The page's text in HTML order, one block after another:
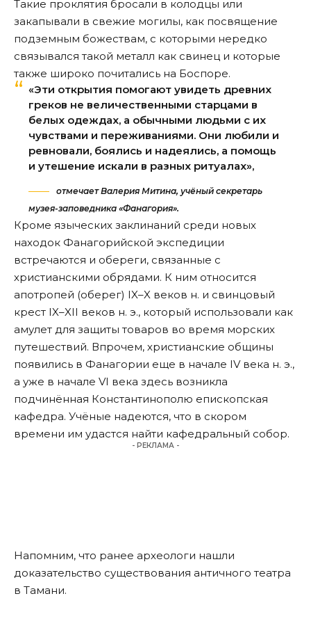
Такие проклятия бросали в колодцы или
закапывали в свежие могилы, как посвящение
подземным божествам, с которыми нередко
связывался такой металл как свинец и которые
также широко почитались на Боспоре.
«Эти открытия помогают увидеть древних
греков не величественными старцами в
белых одеждах, а обычными людьми с их
чувствами и переживаниями. Они любили и
ревновали, боялись и надеялись, а помощь
и утешение искали в разных ритуалах»,
отмечает Валерия Митина, учёный секретарь
музея-заповедника «Фанагория».
Кроме языческих заклинаний среди новых
находок Фанагорийской экспедиции
встречаются и обереги, связанные с
христианскими обрядами. К ним относится
апотропей (оберег) IX–X веков н. и свинцовый
крест IX–XII веков н. э., который использовали как
амулет для защиты товаров во время морских
путешествий. Впрочем, христианские общины
появились в Фанагории еще в начале IV века н. э.,
а уже в начале VI века здесь возникла
подчинённая Константинополю епископская
кафедра. Учёные надеются, что в скором
времени им удастся найти кафедральный собор.
- РЕКЛАМА -
Напомним, что ранее археологи нашли
доказательство существования античного театра
в Тамани.